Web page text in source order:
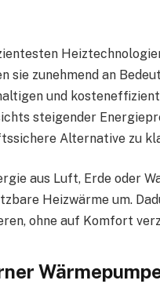
sie zunehmend an
und
steigender
Alternative zu
aus Luft, Erde oder
Heizwärme um.
ohne auf Komfort